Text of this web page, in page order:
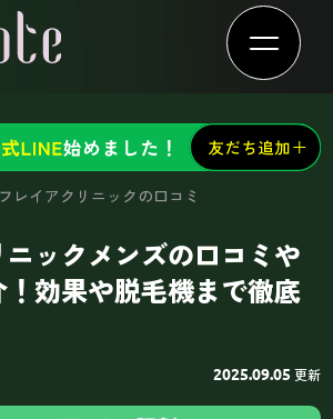
フレイアクリニックの口コミ
ックメンズの口コミや
効果や脱毛機まで徹底
2025.09.05 更新